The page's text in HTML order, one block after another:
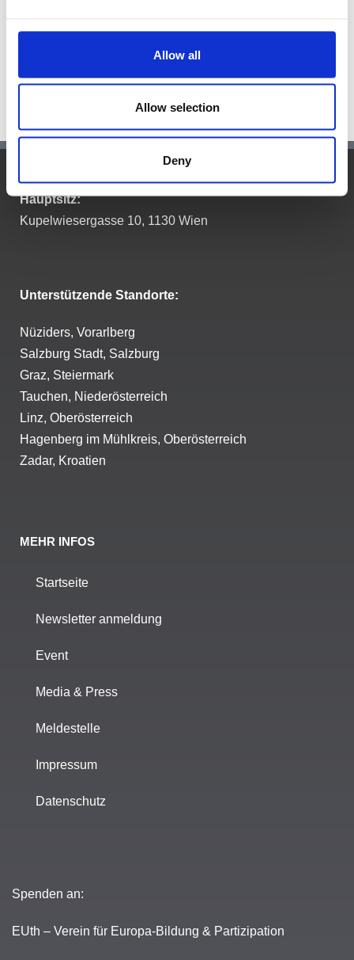
Allow all
Allow selection
Deny
Hauptsitz:
Kupelwiesergasse 10, 1130 Wien
Unterstützende Standorte:
Nüziders, Vorarlberg
Salzburg Stadt, Salzburg
Graz, Steiermark
Tauchen, Niederösterreich
Linz, Oberösterreich
Hagenberg im Mühlkreis, Oberösterreich
Zadar, Kroatien
MEHR INFOS
Startseite
Newsletter anmeldung
Event
Media & Press
Meldestelle
Impressum
Datenschutz
Spenden an:
EUth – Verein für Europa-Bildung & Partizipation